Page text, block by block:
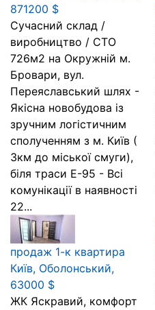
871200 $
Сучасний склад /
виробництво / СТО
726м2 на Окружній м.
Бровари, вул.
Переяславський шлях -
Якісна новобудова із
зручним логістичним
сполученням з м. Київ (
3км до міської смуги),
біля траси Е-95 - Всі
комунікації в наявності
22...
продаж 1-к квартира
Київ, Оболонський,
63000 $
ЖК Яскравий, комфорт